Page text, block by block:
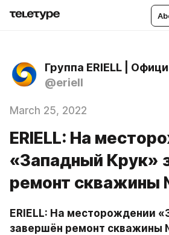
Группа ERIELL |
@eriell
March 25, 2022
ERIELL: На
«Западный Крук»
ремонт скважины
ERIELL: На месторождении
завершён ремонт скважины